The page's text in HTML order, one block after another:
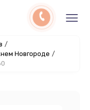
/
Новгороде /